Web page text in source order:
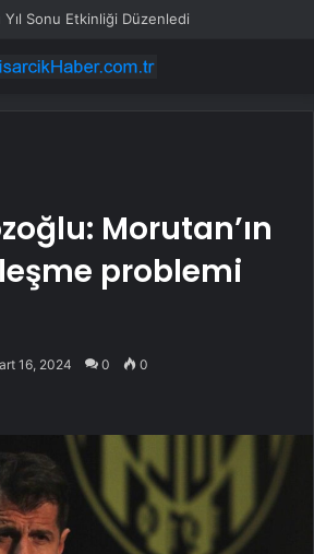
Sonu Etkinliği Düzenledi
Morutan’ın
problemi
16, 2024 0 0